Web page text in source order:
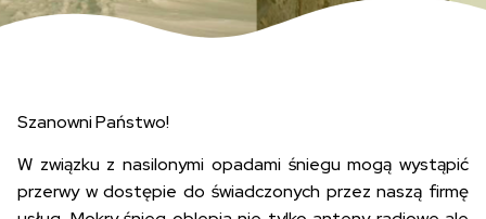
Szanowni Państwo!
W związku z nasilonymi opadami śniegu mogą wystąpić
przerwy w dostępie do świadczonych przez naszą firmę